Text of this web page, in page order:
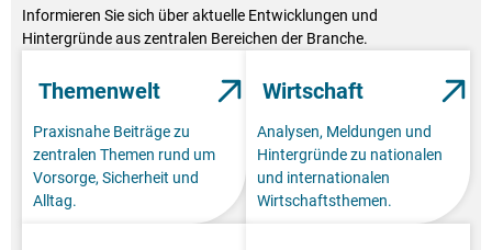
Informieren Sie sich über aktuelle Entwicklungen und
Hintergründe aus zentralen Bereichen der Branche.
Themenwelt
Praxisnahe Beiträge zu
zentralen Themen rund um
Vorsorge, Sicherheit und
Alltag.
Wirtschaft
Analysen, Meldungen und
Hintergründe zu nationalen
und internationalen
Wirtschaftsthemen.